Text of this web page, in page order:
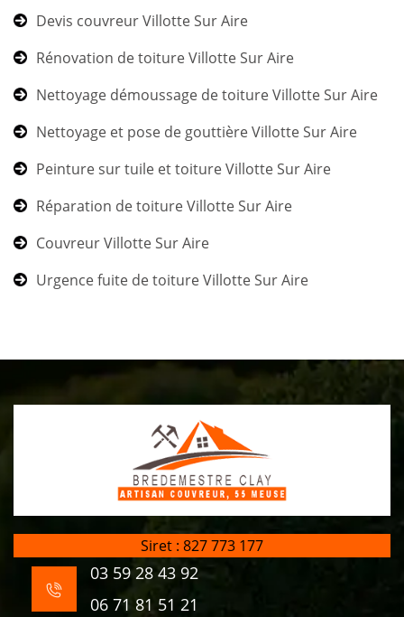
Devis couvreur Villotte Sur Aire
Rénovation de toiture Villotte Sur Aire
Nettoyage démoussage de toiture Villotte Sur Aire
Nettoyage et pose de gouttière Villotte Sur Aire
Peinture sur tuile et toiture Villotte Sur Aire
Réparation de toiture Villotte Sur Aire
Couvreur Villotte Sur Aire
Urgence fuite de toiture Villotte Sur Aire
Siret : 827 773 177
03 59 28 43 92
06 71 81 51 21